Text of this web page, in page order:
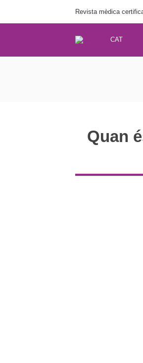
Revista mèdica
CAT
Quan